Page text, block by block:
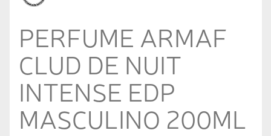
PERFUME ARMAF
CLUD DE NUIT
INTENSE EDP
MASCULINO 200ML